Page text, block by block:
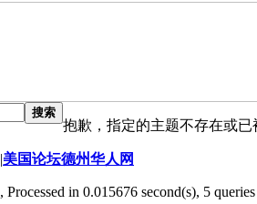
搜索
抱歉，指定的主题不存在或
|美国论坛德州华人网
, Processed in 0.015676 second(s), 5